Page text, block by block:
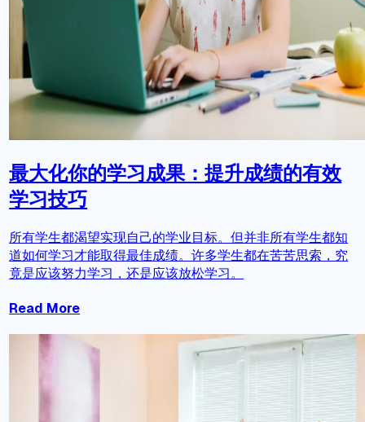
最大化你的学习成果：提升成绩的有效
学习技巧
所有学生都渴望实现自己的学业目标。但并非所有学生都知
道如何学习才能取得最佳成绩。许多学生都在苦苦思索，究
竟是应该努力学习，还是应该放松学习。
Read More